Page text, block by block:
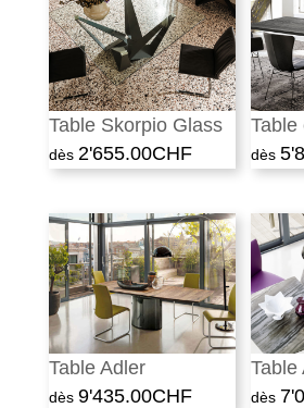
Table Skorpio Glass
2'655.00CHF
Table
Table Adler
9'435.00CHF
Table